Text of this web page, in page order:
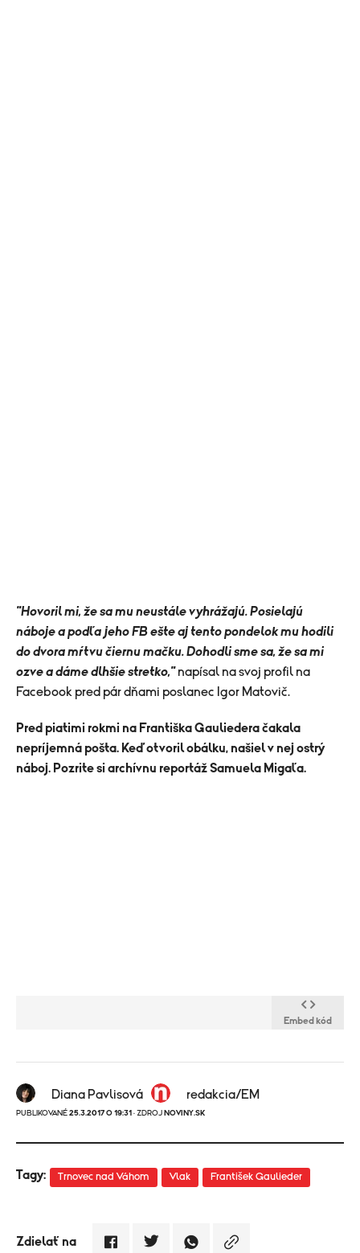
"Hovoril mi, že sa mu neustále vyhrážajú. Posielajú
náboje a podľa jeho FB ešte aj tento pondelok mu hodili
do dvora mŕtvu čiernu mačku. Dohodli sme sa, že sa mi
ozve a dáme dlhšie stretko," napísal na svoj profil na
Facebook pred pár dňami poslanec Igor Matovič.
Pred piatimi rokmi na Františka Gauliedera čakala
nepríjemná pošta. Keď otvoril obálku, našiel v nej ostrý
náboj. Pozrite si archívnu reportáž Samuela Migaľa.
Embed kód
Diana Pavlisová redakcia/EM
PUBLIKOVANÉ 25.3.2017 O 19:31 · ZDROJ NOVINY.SK
Tagy: Trnovec nad Váhom Vlak František Gaulieder
Zdielať na